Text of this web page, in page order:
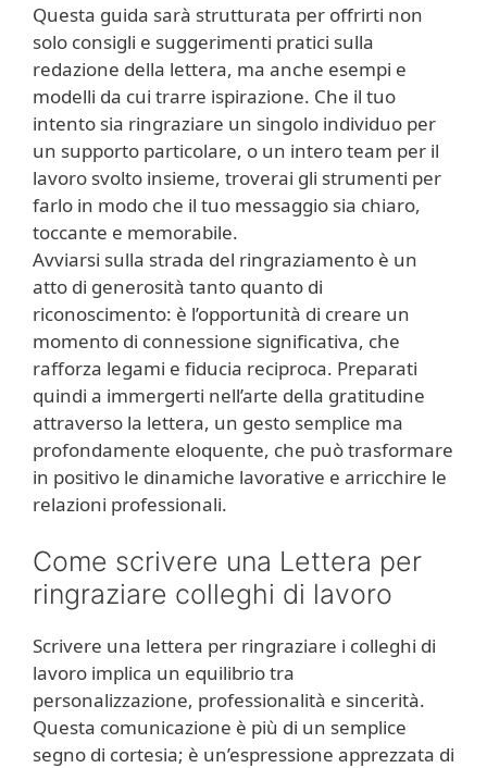
Questa guida sarà strutturata per offrirti non
solo consigli e suggerimenti pratici sulla
redazione della lettera, ma anche esempi e
modelli da cui trarre ispirazione. Che il tuo
intento sia ringraziare un singolo individuo per
un supporto particolare, o un intero team per il
lavoro svolto insieme, troverai gli strumenti per
farlo in modo che il tuo messaggio sia chiaro,
toccante e memorabile.
Avviarsi sulla strada del ringraziamento è un
atto di generosità tanto quanto di
riconoscimento: è l’opportunità di creare un
momento di connessione significativa, che
rafforza legami e fiducia reciproca. Preparati
quindi a immergerti nell’arte della gratitudine
attraverso la lettera, un gesto semplice ma
profondamente eloquente, che può trasformare
in positivo le dinamiche lavorative e arricchire le
relazioni professionali.
Come scrivere una Lettera per
ringraziare colleghi di lavoro
Scrivere una lettera per ringraziare i colleghi di
lavoro implica un equilibrio tra
personalizzazione, professionalità e sincerità.
Questa comunicazione è più di un semplice
segno di cortesia; è un’espressione apprezzata di